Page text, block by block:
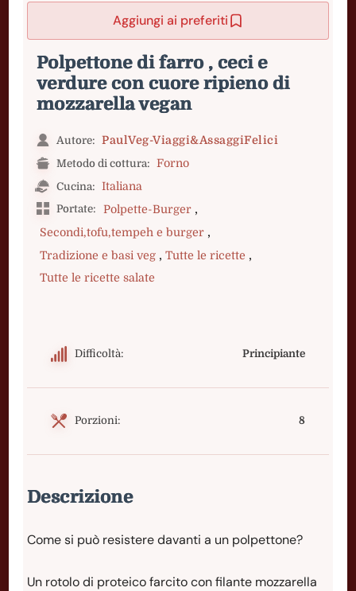
Aggiungi ai preferiti
Polpettone di farro , ceci e
verdure con cuore ripieno di
mozzarella vegan
Autore: PaulVeg-Viaggi&AssaggiFelici
Metodo di cottura: Forno
Cucina: Italiana
Portate: Polpette-Burger ,
Secondi,tofu,tempeh e burger ,
Tradizione e basi veg , Tutte le ricette ,
Tutte le ricette salate
Difficoltà: Principiante
Porzioni: 8
Descrizione
Come si può resistere davanti a un polpettone?
Un rotolo di proteico farcito con filante mozzarella